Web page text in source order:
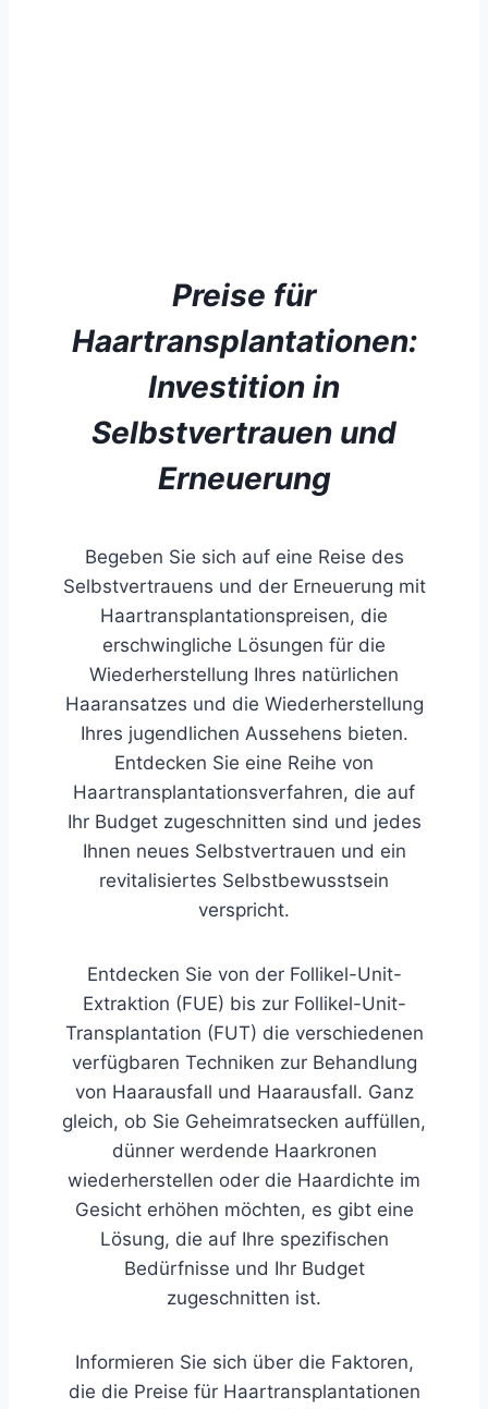
Preise für
Haartransplantationen:
Investition in
Selbstvertrauen und
Erneuerung
Begeben Sie sich auf eine Reise des
Selbstvertrauens und der Erneuerung mit
Haartransplantationspreisen, die
erschwingliche Lösungen für die
Wiederherstellung Ihres natürlichen
Haaransatzes und die Wiederherstellung
Ihres jugendlichen Aussehens bieten.
Entdecken Sie eine Reihe von
Haartransplantationsverfahren, die auf
Ihr Budget zugeschnitten sind und jedes
Ihnen neues Selbstvertrauen und ein
revitalisiertes Selbstbewusstsein
verspricht.
Entdecken Sie von der Follikel-Unit-
Extraktion (FUE) bis zur Follikel-Unit-
Transplantation (FUT) die verschiedenen
verfügbaren Techniken zur Behandlung
von Haarausfall und Haarausfall. Ganz
gleich, ob Sie Geheimratsecken auffüllen,
dünner werdende Haarkronen
wiederherstellen oder die Haardichte im
Gesicht erhöhen möchten, es gibt eine
Lösung, die auf Ihre spezifischen
Bedürfnisse und Ihr Budget
zugeschnitten ist.
Informieren Sie sich über die Faktoren,
die die Preise für Haartransplantationen